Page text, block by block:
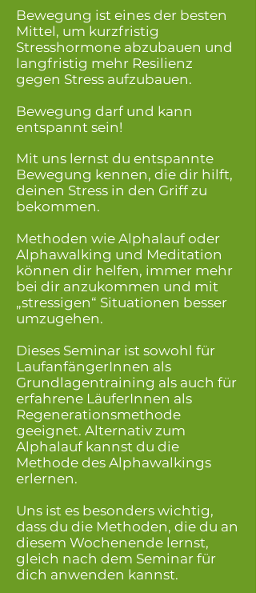
Bewegung ist eines der besten
Mittel, um kurzfristig
Stresshormone abzubauen und
langfristig mehr Resilienz
gegen Stress aufzubauen.
Bewegung darf und kann
entspannt sein!
Mit uns lernst du entspannte
Bewegung kennen, die dir hilft,
deinen Stress in den Griff zu
bekommen.
Methoden wie Alphalauf oder
Alphawalking und Meditation
können dir helfen, immer mehr
bei dir anzukommen und mit
„stressigen“ Situationen besser
umzugehen.
Dieses Seminar ist sowohl für
LaufanfängerInnen als
Grundlagentraining als auch für
erfahrene LäuferInnen als
Regenerationsmethode
geeignet. Alternativ zum
Alphalauf kannst du die
Methode des Alphawalkings
erlernen.
Uns ist es besonders wichtig,
dass du die Methoden, die du an
diesem Wochenende lernst,
gleich nach dem Seminar für
dich anwenden kannst.